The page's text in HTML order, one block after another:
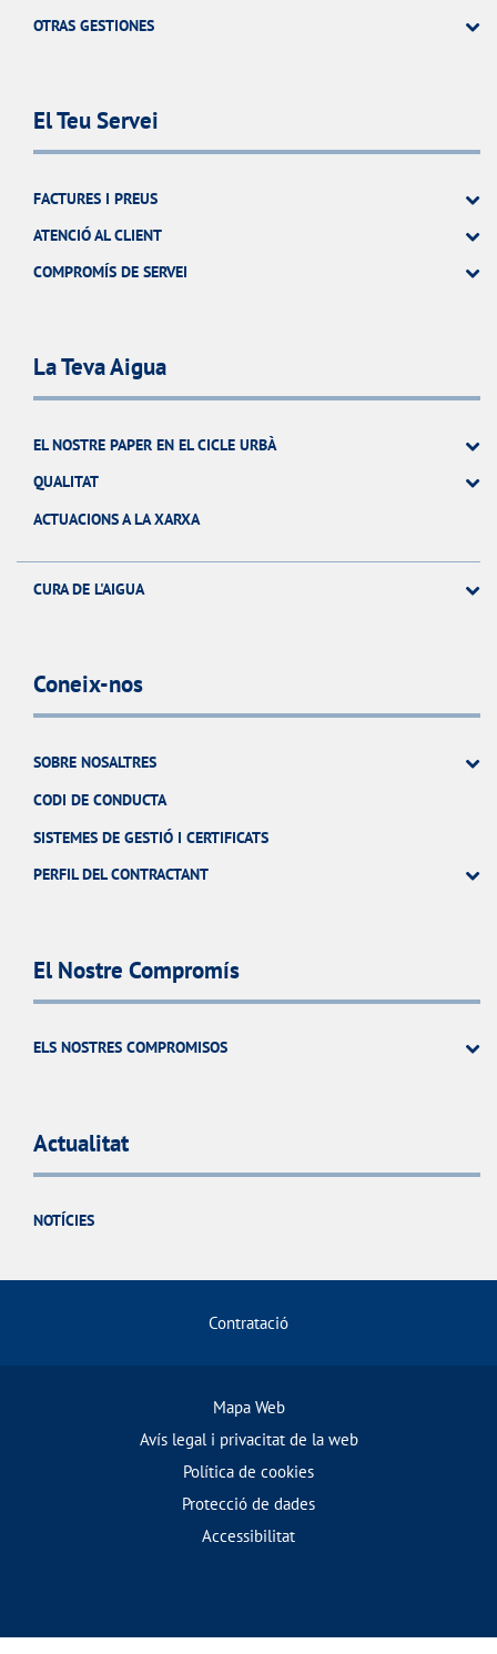
OTRAS GESTIONES
El Teu Servei
FACTURES I PREUS
ATENCIÓ AL CLIENT
COMPROMÍS DE SERVEI
La Teva Aigua
EL NOSTRE PAPER EN EL CICLE URBÀ
QUALITAT
ACTUACIONS A LA XARXA
CURA DE L'AIGUA
Coneix-nos
SOBRE NOSALTRES
CODI DE CONDUCTA
SISTEMES DE GESTIÓ I CERTIFICATS
PERFIL DEL CONTRACTANT
El Nostre Compromís
ELS NOSTRES COMPROMISOS
Actualitat
NOTÍCIES
Contratació
Mapa Web
Avís legal i privacitat de la web
Política de cookies
Protecció de dades
Accessibilitat